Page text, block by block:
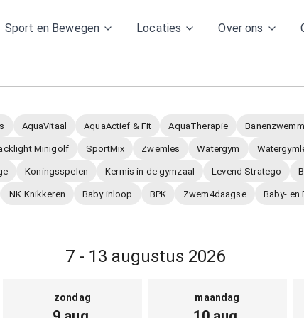
Sport en Bewegen Locaties Over ons
AquaVitaal AquaActief & Fit AquaTherapie
Minigolf SportMix Zwemles Watergym
Koningsspelen Kermis in de gymzaal Levend Stratego
NK Knikkeren Baby inloop BPK Zwem4daagse Baby- en
7 - 13 augustus 2026
zondag maandag